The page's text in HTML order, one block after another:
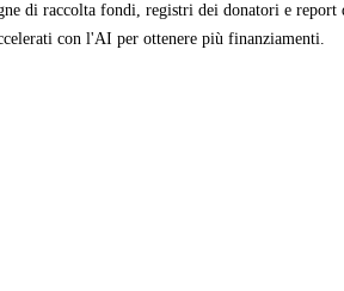
di raccolta fondi, registri dei donatori e
con l'AI per ottenere più finanziamenti.